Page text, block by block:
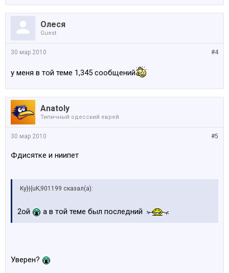
Олеся
Guest
#4
30 мар 2010
у меня в той теме 1,345 сообщений
Anatoly
Типичный одесский еврей
#5
30 мар 2010
Фдисятке и ниипет
Ky}|{uK;901199 сказал(а):
2ой а в той теме был последний
Уверен?